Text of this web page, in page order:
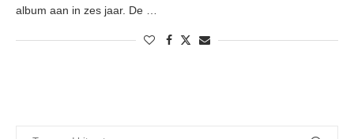
album aan in zes jaar. De …